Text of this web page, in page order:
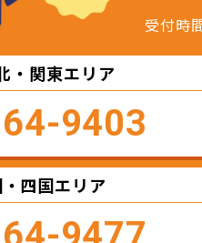
受付時
・関東エリア
9403
四国エリア